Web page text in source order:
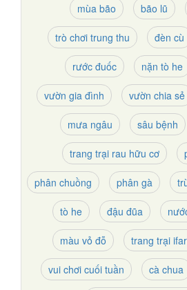
mùa bão bão lũ
trò chơi trung thu đèn cù
rước đuốc nặn tò he
vườn gia đình vườn chia sẻ
mưa ngâu sâu bệnh
trang trại rau hữu cơ
phân chuồng phân gà
tò he đậu đũa
màu vỏ đỗ trang trại
vui chơi cuối tuần cà chua